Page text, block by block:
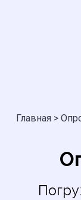
Главная>